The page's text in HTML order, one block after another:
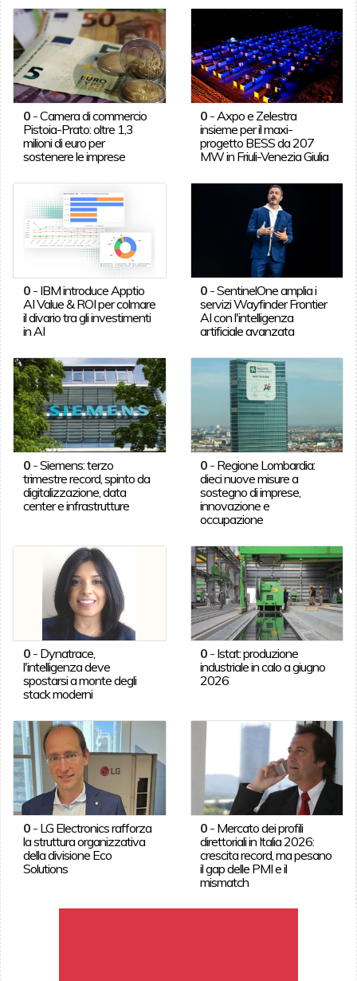
0-Camera di commercio
Pistoia-Prato: oltre 1,3
milioni di euro per
sostenere le imprese
0 - Axpo e Zelestra
insieme per il maxi-
progetto BESS da 207
MW in Friuli-Venezia Giulia
0- IBM introduce Apptio
AI Value & ROI per colmare
il divario tra gli investimenti
in AI
0 -SentinelOne amplia i
servizi Wayfinder Frontier
AI con l'intelligenza
artificiale avanzata
0-Siemens: terzo
trimestre record, spinto da
digitalizzazione, data
center e infrastrutture
0 - Regione Lombardia:
dieci nuove misure a
sostegno di imprese,
innovazione e
occupazione
0- Dynatrace,
l'intelligenza deve
spostarsi a monte degli
stack moderni
0 - Istat: produzione
industriale in calo a giugno
2026
0- LG Electronics rafforza
la struttura organizzativa
della divisione Eco
Solutions
0 - Mercato dei profili
direttoriali in Italia 2026:
crescita record, ma pesano
il gap delle PMI e il
mismatch